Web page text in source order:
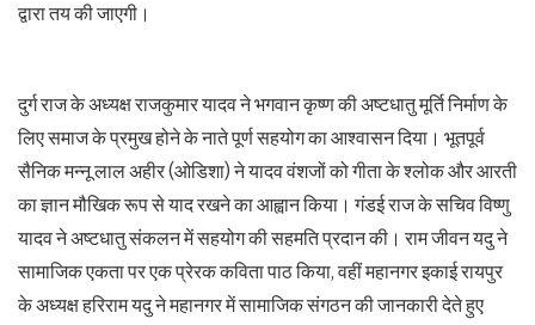
द्वारा तय की जाएगी।
दुर्ग राज के अध्यक्ष राजकुमार यादव ने भगवान कृष्ण की अष्टधातु मूर्ति निर्माण के
लिए समाज के प्रमुख होने के नाते पूर्ण सहयोग का आश्वासन दिया। भूतपूर्व
सैनिक मन्नू लाल अहीर (ओडिशा) ने यादव वंशजों को गीता के श्लोक और आरती
का ज्ञान मौखिक रूप से याद रखने का आह्वान किया। गंडई राज के सचिव विष्णु
यादव ने अष्टधातु संकलन में सहयोग की सहमति प्रदान की। राम जीवन यदु ने
सामाजिक एकता पर एक प्रेरक कविता पाठ किया, वहीं महानगर इकाई रायपुर
के अध्यक्ष हरिराम यदु ने महानगर में सामाजिक संगठन की जानकारी देते हुए